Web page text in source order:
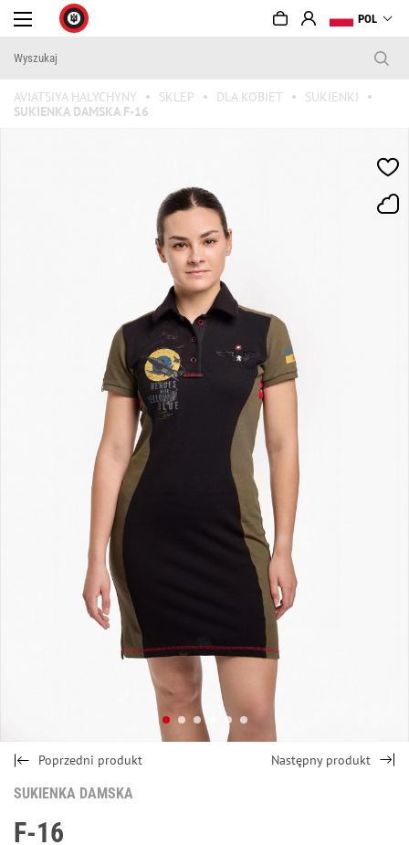
POL
AVIATSIYA HALYCHYNY SKLEP DLA KOBIET
SUKIENKI
SUKIENKA DAMSKA F-16
Poprzedni produkt Następny produkt
SUKIENKA DAMSKA
F-16